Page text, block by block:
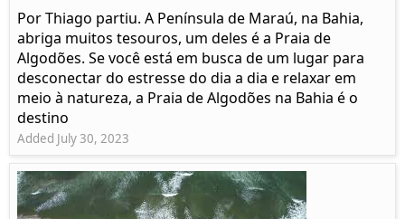
Por Thiago partiu. A Península de Maraú, na Bahia,
abriga muitos tesouros, um deles é a Praia de
Algodões. Se você está em busca de um lugar para
desconectar do estresse do dia a dia e relaxar em
meio à natureza, a Praia de Algodões na Bahia é o
destino
Added July 30, 2023